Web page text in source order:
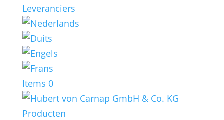
Leveranciers
Items 0
Producten